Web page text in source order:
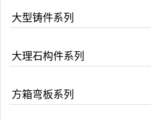
大型铸件系列
大理石构件系列
方箱弯板系列